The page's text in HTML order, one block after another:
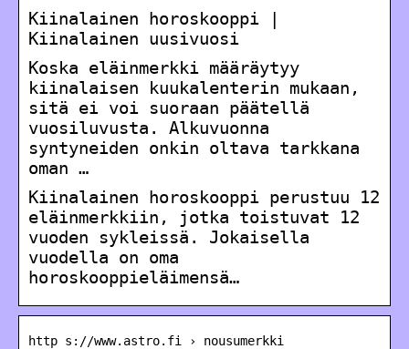
Kiinalainen horoskooppi |
Kiinalainen uusivuosi
Koska eläinmerkki määräytyy
kiinalaisen kuukalenterin mukaan,
sitä ei voi suoraan päätellä
vuosiluvusta. Alkuvuonna
syntyneiden onkin oltava tarkkana
oman …
Kiinalainen horoskooppi perustuu 12
eläinmerkkiin, jotka toistuvat 12
vuoden sykleissä. Jokaisella
vuodella on oma
horoskooppieläimensä…
http s://www.astro.fi › nousumerkki